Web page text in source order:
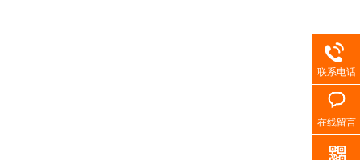
联系电话
在线留言